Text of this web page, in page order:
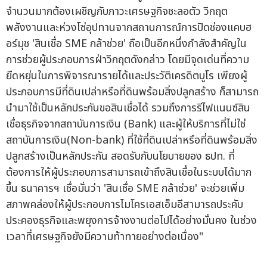
จำนวนมากต้องเผชิญกับภาวะเศรษฐกิจชะลอตัว วิกฤต
พลังงานและห่วงโซ่อุปทานจากสถานการณ์การปิดช่องแคบฮ
อร์มุช 'สินเชื่อ SME กล้าช่วย' ถือเป็นอีกหนึ่งกำลังสำคัญใน
การช่วยผู้ประกอบการฝ่าวิกฤตดังกล่าว โดยมีจุดเด่นที่ความ
ยืดหยุ่นในการพิจารณารายได้และประวัติเครดิตบูโร เพียงผู้
ประกอบการมีที่ดินเปล่าหรือที่ดินพร้อมสิ่งปลูกสร้าง ก็สามารถ
นำมาใช้เป็นหลักประกันขอสินเชื่อได้ รวมถึงการรีไฟแนนซ์สิน
เชื่อธุรกิจจากสถาบันการเงิน (Bank) และผู้ให้บริการที่ไม่ใช่
สถาบันการเงิน(Non-bank) ที่ใช้ที่ดินเปล่าหรือที่ดินพร้อมสิ่ง
ปลูกสร้างเป็นหลักประกัน สอดรับกับนโยบายของ ธปท. ที่
ต้องการให้ผู้ประกอบการสามารถเข้าถึงสินเชื่อในระบบได้มาก
ขึ้น ธนาคารฯ เชื่อมั่นว่า 'สินเชื่อ SME กล้าช่วย' จะช่วยเพิ่ม
สภาพคล่องให้ผู้ประกอบการไมโครเอสเอ็มอีสามารถประคับ
ประคองธุรกิจและพยุงการจ้างงานต่อไปได้อย่างมั่นคง ในช่วง
เวลาที่เศรษฐกิจยังมีความท้าทายอย่างต่อเนื่อง"